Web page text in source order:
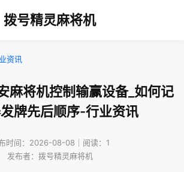
拨号精灵麻将机
资讯
麻将机控制输赢设备_如何记
牌先后顺序-行业资讯
时间：2026-08-08｜阅读：1
发布者：拨号精灵麻将机